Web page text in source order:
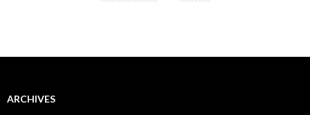
ARCHIVES